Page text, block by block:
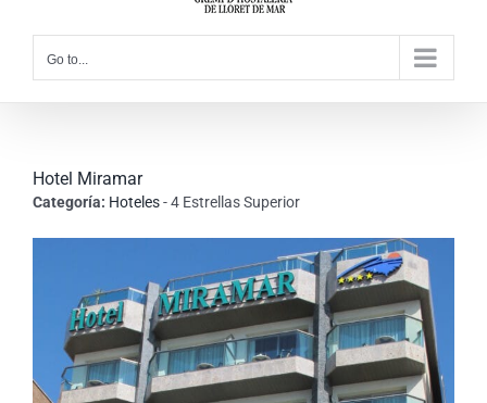
Go to...
Hotel Miramar
Categoría: Hoteles- 4 Estrellas Superior
Image